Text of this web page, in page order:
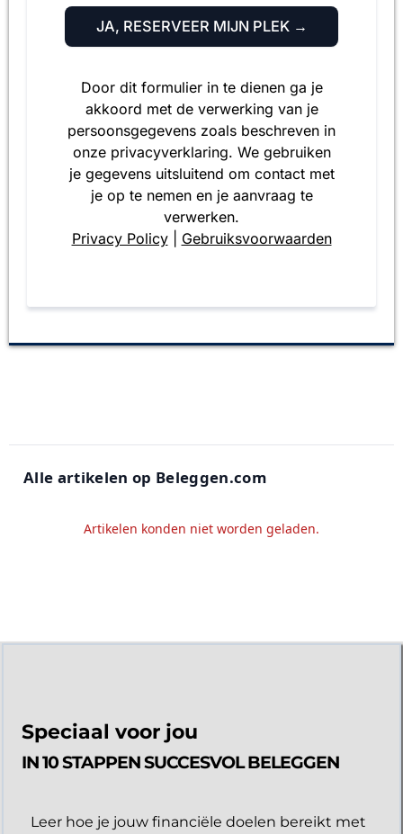
JA, RESERVEER MIJN PLEK →
Door dit formulier in te dienen ga je
akkoord met de verwerking van je
persoonsgegevens zoals beschreven in
onze privacyverklaring. We gebruiken
je gegevens uitsluitend om contact met
je op te nemen en je aanvraag te
verwerken.
Privacy Policy| Gebruiksvoorwaarden
Alle artikelen op Beleggen.com
Artikelen konden niet worden geladen.
Speciaal voor jou
IN 10 STAPPEN SUCCESVOL BELEGGEN
Leer hoe je jouw financiële doelen bereikt met